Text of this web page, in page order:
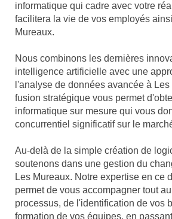
informatique qui cadre avec votre
facilitera la vie de vos employés
Mureaux.
Nous combinons les dernières
intelligence artificielle avec une
l'analyse de données avancée à
fusion stratégique vous permet
informatique sur mesure qui vous
concurrentiel significatif sur le
Au-delà de la simple création de
soutenons dans une gestion du
Les Mureaux. Notre expertise en ce
permet de vous accompagner tout
processus, de l'identification de vos
formation de vos équipes, en